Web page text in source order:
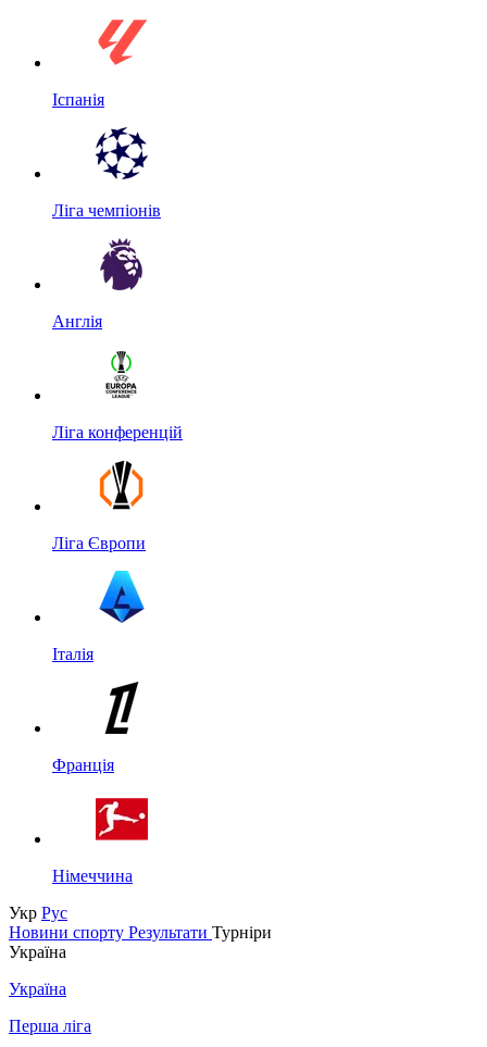
Іспанія
Ліга чемпіонів
Англія
Ліга конференцій
Ліга Європи
Італія
Франція
Німеччина
Укр Рус
Новини спорту Результати Турніри
Україна
Україна
Перша ліга